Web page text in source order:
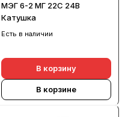
МЭГ 6-2 МГ 22С 24В
Катушка
Есть в наличии
В корзину
В корзине